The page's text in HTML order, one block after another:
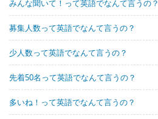
みんな聞いて！って英語でなんて言うの？
募集人数って英語でなんて言うの？
少人数って英語でなんて言うの？
先着50名って英語でなんて言うの？
多いね！って英語でなんて言うの？